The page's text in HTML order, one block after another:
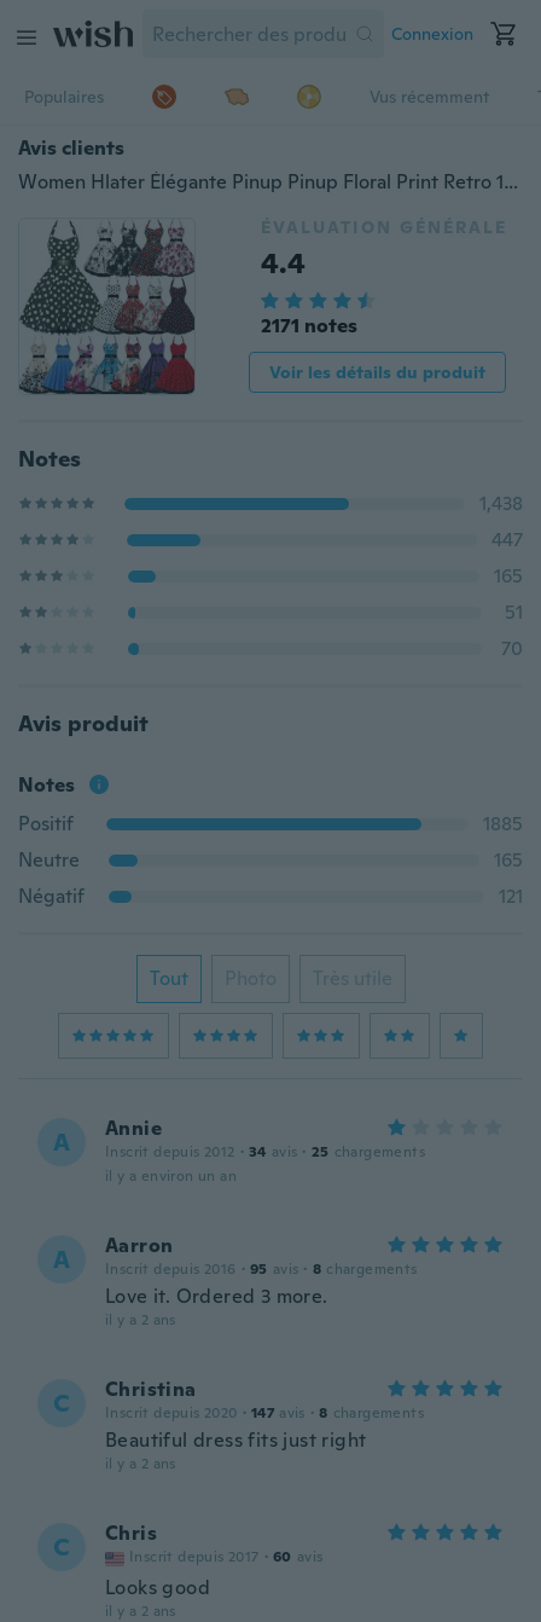
Connexion
Populaires Vus récemment
Avis clients
Women Hlater Élégante Pinup Pinup Floral Print Retro 1950s Style Cocktail Rockabilly Robe de soirée Rockabilly Party Swing Robe plissée plissée
ÉVALUATION GÉNÉRALE
4.4
2171 notes
Voir les détails du produit
Notes
1,438
447
165
51
70
Avis produit
Notes
Positif
1885
Neutre
165
Négatif
121
Tout Photo Très utile
A Annie
Inscrit depuis 2012 · 34 avis · 25 chargements
il y a environ un an
A Aarron
Inscrit depuis 2016 · 95 avis · 8 chargements
Love it. Ordered 3 more.
il y a 2 ans
C Christina
Inscrit depuis 2020 · 147 avis · 8 chargements
Beautiful dress fits just right
il y a 2 ans
C Chris
Inscrit depuis 2017 · 60 avis
Looks good
il y a 2 ans